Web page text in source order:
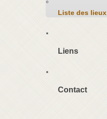
Liste des lieux
Liens
Contact